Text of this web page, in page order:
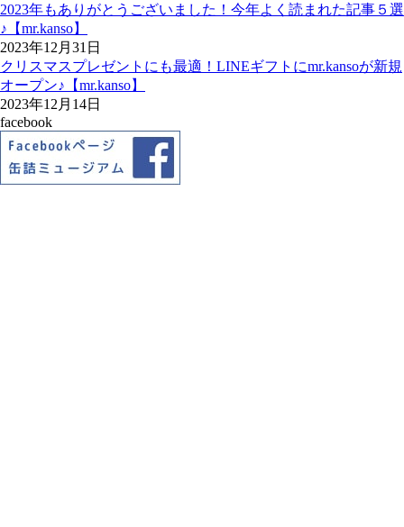
2023年もありがとうございました！今年よく読まれた記事５選
♪【mr.kanso】
2023年12月31日
クリスマスプレゼントにも最適！LINEギフトにmr.kansoが新規
オープン♪【mr.kanso】
2023年12月14日
facebook